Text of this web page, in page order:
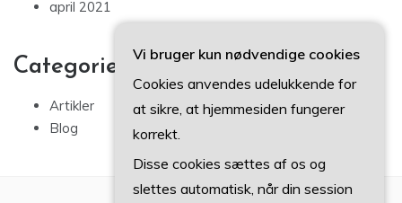
april 2021
Categories
Artikler
Blog
Vi bruger kun nødvendige cookies
Cookies anvendes udelukkende for
at sikre, at hjemmesiden fungerer
korrekt.
Disse cookies sættes af os og
slettes automatisk, når din session